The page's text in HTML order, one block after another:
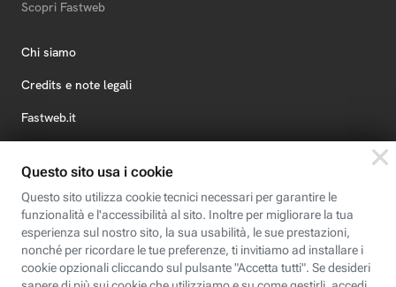
Scopri Fastweb
Chi siamo
Credits e note legali
Fastweb.it
Fastweb Digital Academy
STEP FuturAbility District